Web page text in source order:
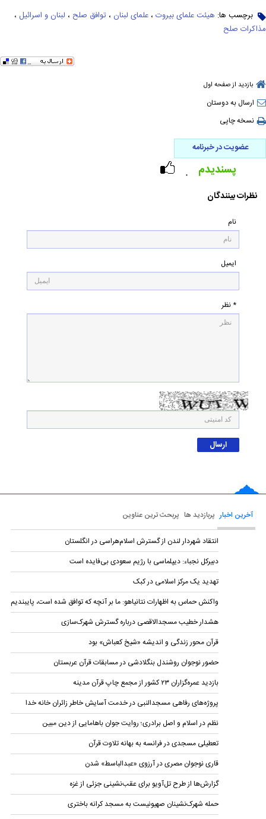
برچسب ها: هیئت علمای بیروت ، علمای لبنان ، توافق صلح ، لبنان و اسرائیل ،
مذاکرات صلح
بازدید از صفحه اول
ارسال به دوستان
نسخه چاپی
عضویت در خبرنامه
۰ پسندیدم
نظرات بینندگان
نام
ایمیل
* نظر
آخرین اخبار پربازدید ها پربحث ترین عناوین
انتقاد شهردار لندن از گسترش اسلام‌هراسی در انگلستان
دبیرکل نجباء: دیپلماسی با رژیم سعودی بی‌فایده است
تهدید یک مرکز اسلامی در کبک
واکنش حماس به اظهارات نتانیاهو: ما بر آنچه که توافق شده است، پایبندیم
هشدار خطیب مسجدالاقصی درباره گسترش شهرک‌سازی
قرآن محور زندگی و اندیشه «شیخ کعباش» بود
حضور نوجوان روشندل بنگلادشی در مسابقات قرآن عربستان
بازدید عمره‌گزاران ۲۳ کشور از مجمع چاپ قرآن مدینه
پروژه‌های رفاهی مسجدالنبی در خدمت آسایش خاطر زائران خانه خدا
نظم در اسلام و اصل برادری؛ روایت جوان باهامایی از دین مبین
تعطیلی مسجدی در فرانسه به بهانه تلاوت قرآن
قاری نوجوان مصری در آرزوی «عبدالباسط» شدن
گزارش‌ها از طرح تل‌آویو برای عقب‌نشینی جزئی از غزه
حمله شهرک‌نشینان صهیونیست به مسجد کرانه باختری